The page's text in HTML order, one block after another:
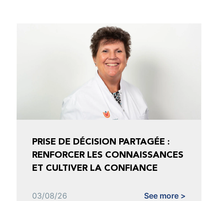
PRISE DE DÉCISION PARTAGÉE :
RENFORCER LES CONNAISSANCES
ET CULTIVER LA CONFIANCE
03/08/26 See more >